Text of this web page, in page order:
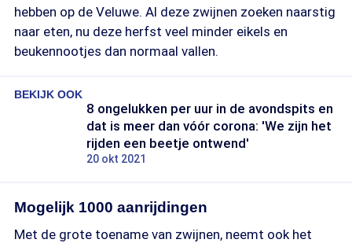
hebben op de Veluwe. Al deze zwijnen zoeken naarstig
naar eten, nu deze herfst veel minder eikels en
beukennootjes dan normaal vallen.
BEKIJK OOK
8 ongelukken per uur in de avondspits en
dat is meer dan vóór corona: 'We zijn het
rijden een beetje ontwend'
20 okt 2021
Mogelijk 1000 aanrijdingen
Met de grote toename van zwijnen, neemt ook het